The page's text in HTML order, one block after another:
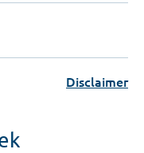
Disclaimer